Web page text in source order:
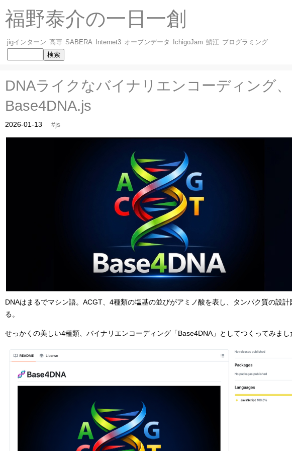
福野泰介の一日一創
jigインターン 高専 SABERA Internet3 オープンデータ IchigoJam 鯖江 プログラミング
DNAライクなバイナリエンコーディング、
Base4DNA.js
2026-01-13 #js
DNAはまるでマシン語。ACGT、4種類の塩基の並びがアミノ酸を表し、タンパク質の設計
る。
せっかくの美しい4種類、バイナリエンコーディング「Base4DNA」としてつくってみまし